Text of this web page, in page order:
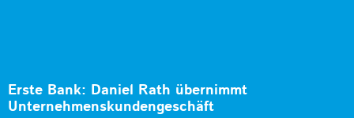
Erste Bank: Daniel Rath übernimmt
Unternehmenskundengeschäft